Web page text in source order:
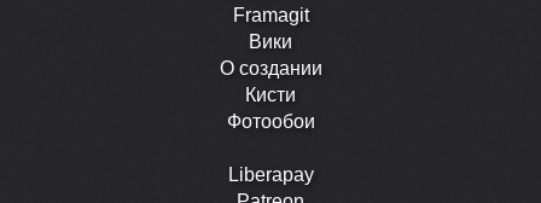
Framagit
Вики
О создании
Кисти
Фотообои
Liberapay